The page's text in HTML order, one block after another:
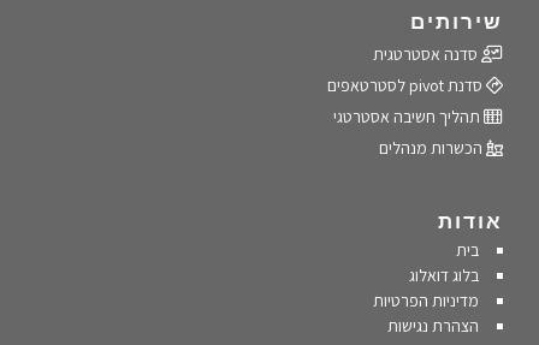
שירותים
סדנה אסטרטגית
סדנת pivot לסטרטאפים
תהליך חשיבה אסטרטגי
הכשרות מנהלים
אודות
בית
בלוג דואלוג
מדיניות הפרטיות
הצהרת נגישות